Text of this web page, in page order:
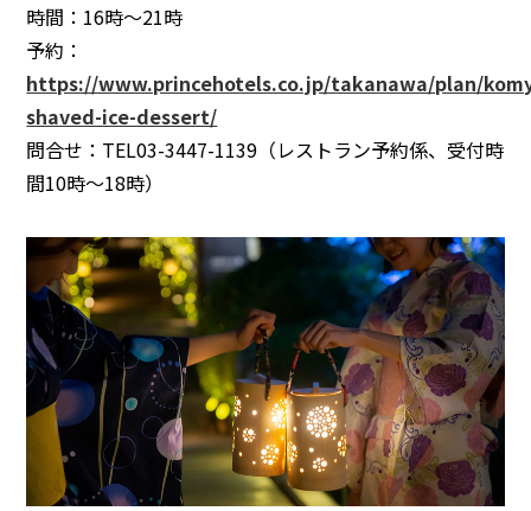
時間：16時～21時
予約：
https://www.princehotels.co.jp/takanawa/plan/
shaved-ice-dessert/
問合せ：TEL03-3447-1139（レストラン予約係、受付時
間10時〜18時）